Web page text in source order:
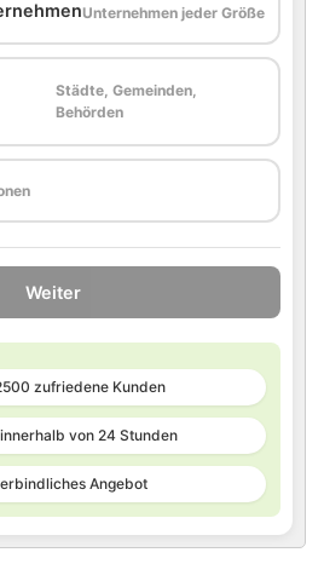
Unternehmen jeder Größe
Städte, Gemeinden,
Behörden
Weiter
zufriedene Kunden
von 24 Stunden
Angebot